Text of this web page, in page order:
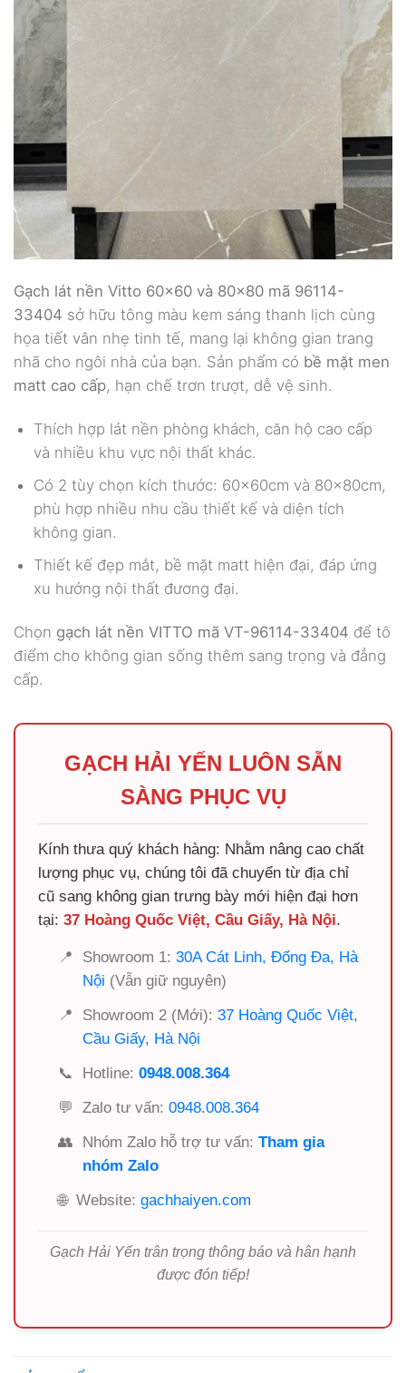
Gạch lát nền Vitto 60×60 và 80×80 mã 96114-
33404 sở hữu tông màu kem sáng thanh lịch cùng
họa tiết vân nhẹ tinh tế, mang lại không gian trang
nhã cho ngôi nhà của bạn. Sản phẩm có bề mặt men
matt cao cấp, hạn chế trơn trượt, dễ vệ sinh.
Thích hợp lát nền phòng khách, căn hộ cao cấp
và nhiều khu vực nội thất khác.
Có 2 tùy chọn kích thước: 60x60cm và 80x80cm,
phù hợp nhiều nhu cầu thiết kế và diện tích
không gian.
Thiết kế đẹp mắt, bề mặt matt hiện đại, đáp ứng
xu hướng nội thất đương đại.
Chọn gạch lát nền VITTO mã VT-96114-33404 để tô
điểm cho không gian sống thêm sang trọng và đẳng
cấp.
GẠCH HẢI YẾN LUÔN SẴN
SÀNG PHỤC VỤ
Kính thưa quý khách hàng: Nhằm nâng cao chất
lượng phục vụ, chúng tôi đã chuyển từ địa chỉ
cũ sang không gian trưng bày mới hiện đại hơn
tại: 37 Hoàng Quốc Việt, Cầu Giấy, Hà Nội.
📍 Showroom 1: 30A Cát Linh, Đống Đa, Hà
Nội (Vẫn giữ nguyên)
📍
Showroom 2 (Mới): 37 Hoàng Quốc Việt,
Cầu Giấy, Hà Nội
📞
Hotline: 0948.008.364
💬
Zalo tư vấn: 0948.008.364
👥
Nhóm Zalo hỗ trợ tư vấn: Tham gia
nhóm Zalo
🌐 Website: gachhaiyen.com
Gạch Hải Yến trân trọng thông báo và hân hạnh
được đón tiếp!